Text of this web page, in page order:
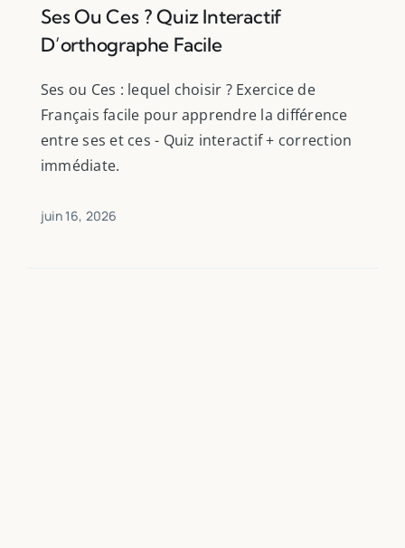
Ses Ou Ces ? Quiz Interactif
D’orthographe Facile
Ses ou Ces : lequel choisir ? Exercice de
Français facile pour apprendre la différence
entre ses et ces - Quiz interactif + correction
immédiate.
juin 16, 2026